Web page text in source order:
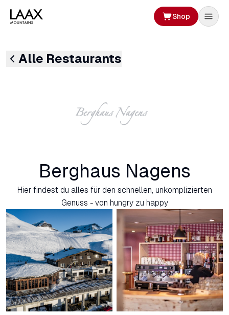
Shop
Alle Restaurants
Berghaus Nagens
Hier findest du alles für den schnellen, unkomplizierten
Genuss - von hungry zu happy